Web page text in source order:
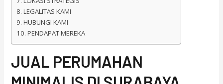
LEGALITAS KAMI
HUBUNGI KAMI
PENDAPAT MEREKA
JUAL PERUMAHAN